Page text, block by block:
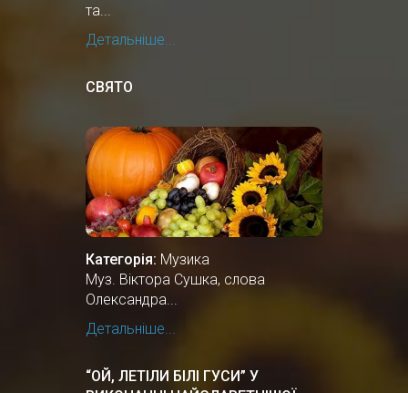
та...
Детальніше...
СВЯТО
Категорія: Музика
Муз. Віктора Сушка, слова
Олександра...
Детальніше...
“ОЙ, ЛЕТІЛИ БІЛІ ГУСИ” У